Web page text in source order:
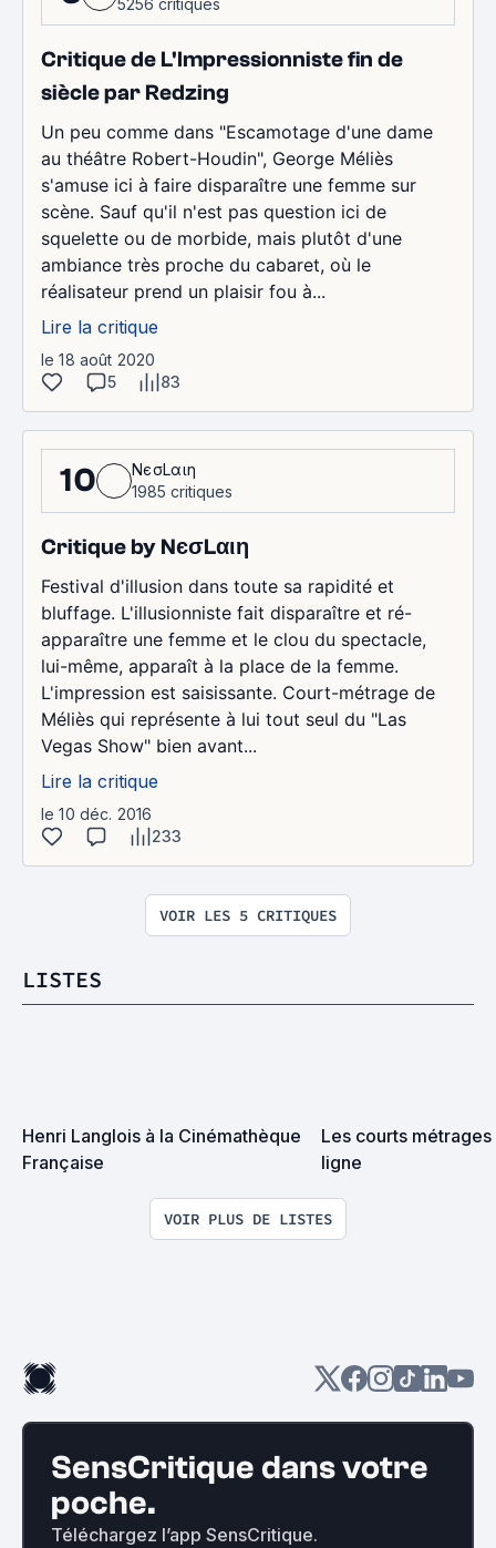
Critique de L'Impressionniste fin de
siècle par Redzing
Un peu comme dans "Escamotage d'une dame
au théâtre Robert-Houdin", George Méliès
s'amuse ici à faire disparaître une femme sur
scène. Sauf qu'il n'est pas question ici de
squelette ou de morbide, mais plutôt d'une
ambiance très proche du cabaret, où le
réalisateur prend un plaisir fou à...
Lire la critique
le 18 août 2020
5
83
10
NєσLαιη
1985 critiques
Critique by NєσLαιη
Festival d'illusion dans toute sa rapidité et
bluffage. L'illusionniste fait disparaître et ré-
apparaître une femme et le clou du spectacle,
lui-même, apparaît à la place de la femme.
L'impression est saisissante. Court-métrage de
Méliès qui représente à lui tout seul du "Las
Vegas Show" bien avant...
Lire la critique
le 10 déc. 2016
233
VOIR LES 5 CRITIQUES
LISTES
Henri Langlois à la Cinémathèque
Française
Les courts
ligne
VOIR PLUS DE LISTES
SensCritique dans votre
poche.
Téléchargez l’app SensCritique.